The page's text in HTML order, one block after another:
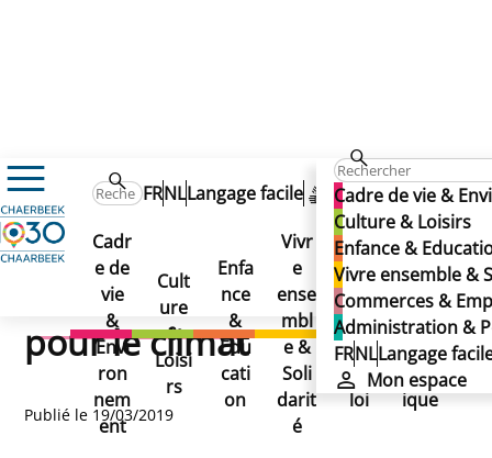
Cadre de vie &
Culture & Loisirs
Enfance &
Vivre ensemble &
Commerces &
Administration &
FRNLLangage
Mon espace
FRNLLangage facile
Mon espace
Cadr
e de
vie
&
Envi
ron
nem
ent
Cult
ure
&
Loisi
rs
Enfa
nce
&
Edu
cati
on
Vivr
e
ense
mbl
e &
Soli
darit
é
Com
mer
ces
&
Emp
loi
Adm
inist
ratio
n &
Polit
ique
Actualités
Schaerbeek soutient la mobilisation des jeunes pour le
Schaerbeek soutient la
mobilisation des jeunes
pour le climat
Schaerbeek soutient la
mobilisation des jeunes
pour le climat
Publié le 19/03/2019